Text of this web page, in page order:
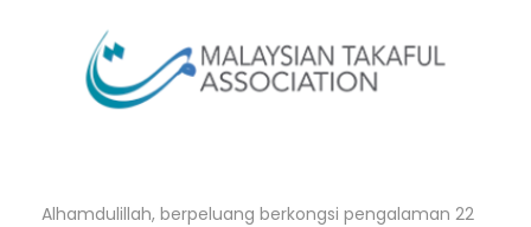
Alhamdulillah, berpeluang berkongsi pengalaman 22